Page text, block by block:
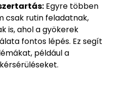
Egyre többen
csak rutin feladatnak,
is, ahol a gyökerek
fontos lépés. Ez segít
például a